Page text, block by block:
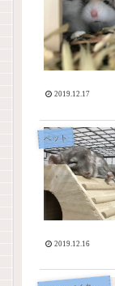
2019.12.17
ペット
2019.12.16